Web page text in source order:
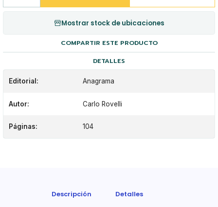
Mostrar stock de ubicaciones
COMPARTIR ESTE PRODUCTO
DETALLES
Editorial: Anagrama
Autor: Carlo Rovelli
Páginas: 104
Descripción Detalles